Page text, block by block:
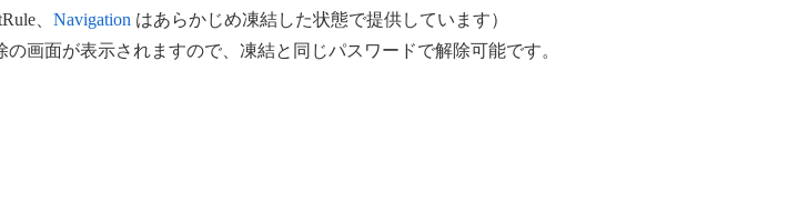
、 Navigation はあらかじめ凍結した状態で提供しています）
画面が表示されますので、凍結と同じパスワードで解除可能です。